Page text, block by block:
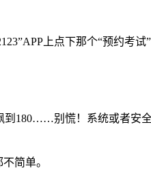
上点下那个“预约考
180……别慌！系统或者安
简单。